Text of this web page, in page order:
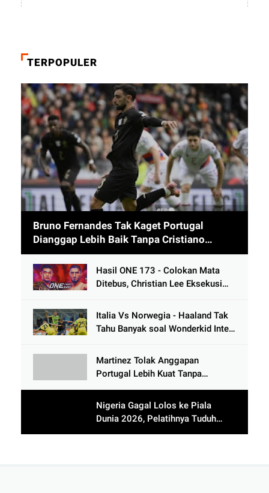
TERPOPULER
Bruno Fernandes Tak Kaget Portugal
Dianggap Lebih Baik Tanpa Cristiano
Ronaldo usai Cetak 9 Gol
Hasil ONE 173 - Colokan Mata
Ditebus, Christian Lee Eksekusi
Lutut
Italia Vs Norwegia - Haaland Tak
Tahu Banyak soal Wonderkid Inter
Martinez Tolak Anggapan
Portugal Lebih Kuat Tanpa
di Bawah Thailand
Nigeria Gagal Lolos ke Piala
Dunia 2026, Pelatihnya Tuduh
Lawan Pakai Dukun